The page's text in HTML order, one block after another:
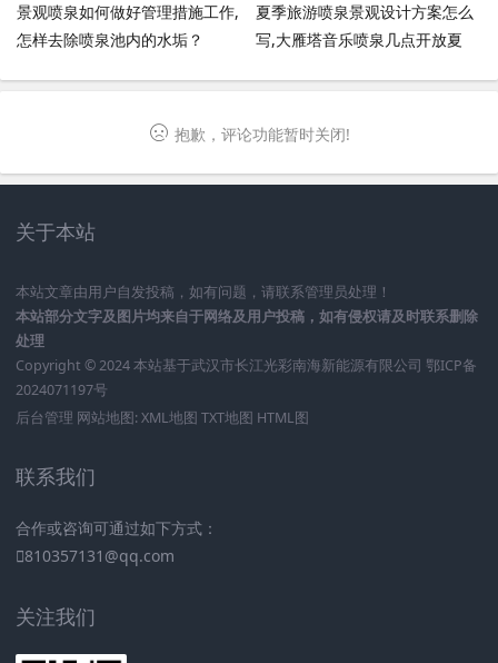
景观喷泉如何做好管理措施工作,
怎样去除喷泉池内的水垢？
夏季旅游喷泉景观设计方案怎么
写,大雁塔音乐喷泉几点开放夏
抱歉，评论功能暂时关闭!
关于本站
本站文章由用户自发投稿，如有问题，请联系管理员处理！
本站部分文字及图片均来自于网络及用户投稿，如有侵权请及时联系删除
处理
Copyright © 2024 本站基于武汉市长江光彩南海新能源有限公司 鄂ICP备
2024071197号
后台管理 网站地图: XML地图 TXT地图 HTML图
联系我们
合作或咨询可通过如下方式：
810357131@qq.com
关注我们